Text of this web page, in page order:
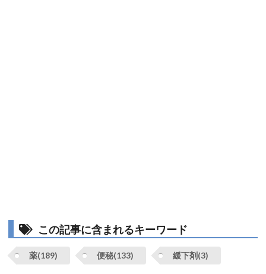
この記事に含まれるキーワード
薬(189) 便秘(133) 緩下剤(3)